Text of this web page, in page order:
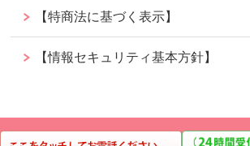
【特商法に基づく表示】
【情報セキュリティ基本方針】